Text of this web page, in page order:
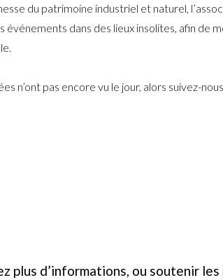
du patrimoine industriel et naturel,
événements dans des lieux insolites, afin de
n’ont pas encore vu le jour, alors suivez-
plus d’informations, ou soutenir